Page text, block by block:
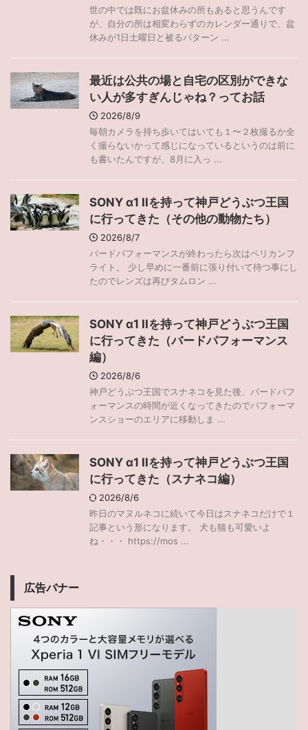
世の中では既にお盆休みの所もあると思うんです
が、自分の所は相変わらずのカレンダー通りで、盆
休みが1日土曜日と被るパターン ...
最近は公共の場と自宅の区別ができな
い人が多すぎんじゃね？ってお話
2026/8/9
毎朝カメラを持ち歩いてはいても１〜２枚撮るか全
く撮らないかって感じになっているというのは前に
も書いたんですが、8月に入っ ...
SONY α1 IIを持って神戸どうぶつ王国
に行ってきた（その他の動物たち）
2026/8/7
バードパフォーマンスが終わったら次はペリカンフ
ライト。 少し早めに一番前に張り付いて待つ事にし
たのでレンズは再びタムロン ...
SONY α1 IIを持って神戸どうぶつ王国
に行ってきた（バードパフォーマンス
編）
2026/8/6
神戸どうぶつ王国でスナネコを見た後、バードパフ
ォーマンスの時間が近くなってきたのでパフォーマ
ンスショーのエリアに移動しま ...
SONY α1 IIを持って神戸どうぶつ王国
に行ってきた（スナネコ編）
2026/8/6
昨日のマヌルネコに続いて今日はスナネコだけで１
記事という形になります。 犬も猫も可愛いよ
ね・・・ https://mos ...
広告バナー